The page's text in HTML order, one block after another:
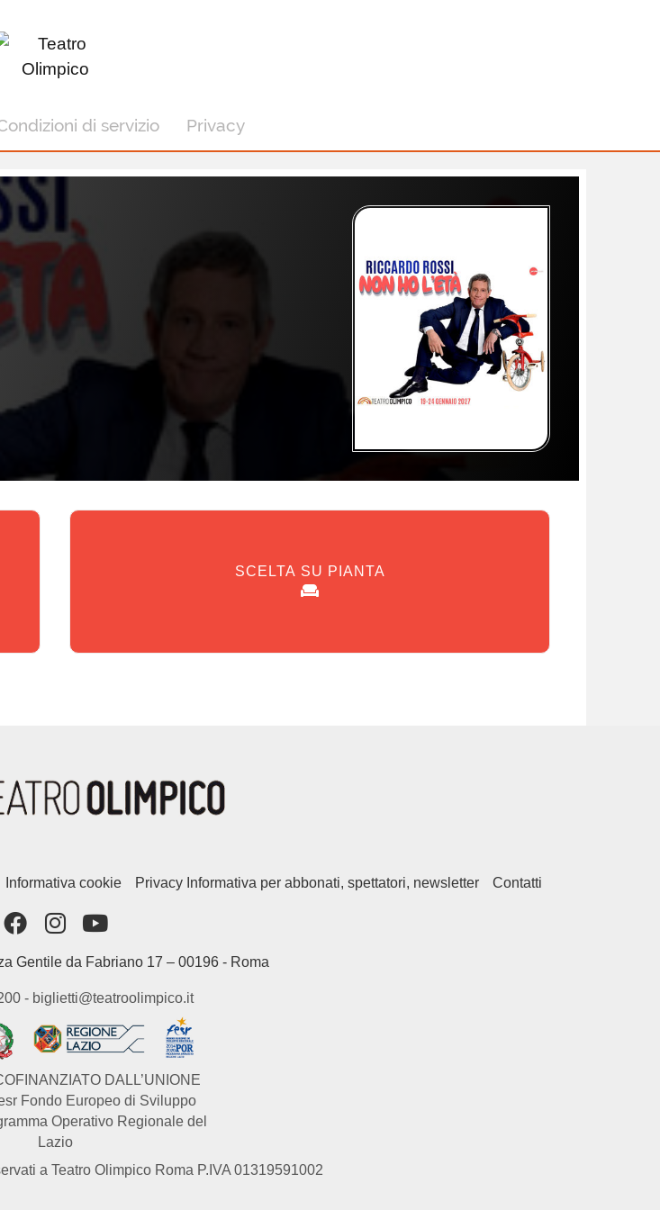
di servizio Privacy
SCELTA SU PIANTA
Informativa cookie Privacy Informativa per abbonati, spettatori, newsletter Contatti
Gentile da Fabriano 17 – 00196 - Roma
- biglietti@teatroolimpico.it
DALL’UNIONE
Fondo Europeo di Sviluppo
Operativo Regionale del
Lazio
a Teatro Olimpico Roma P.IVA 01319591002